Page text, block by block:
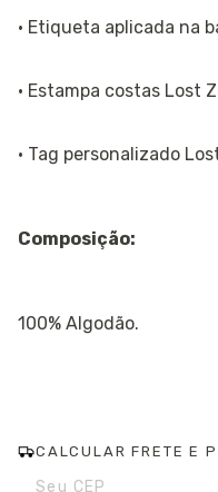
· Etiqueta aplicada na
· Estampa costas Lost
· Tag personalizado
Composição:
100% Algodão.
CALCULAR FRETE E
Entregas para o CEP: